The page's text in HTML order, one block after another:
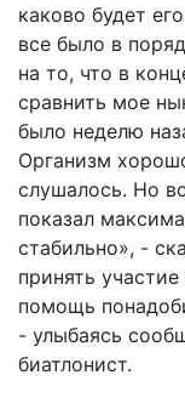
каково будет
все было в
на то, что в
сравнить мое
было неделю
Организм
слушалось. Но
показал
стабильно», -
принять
помощь
- улыбаясь
биатлонист.